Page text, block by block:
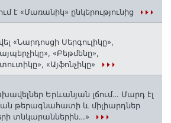
է «Մառանիկ» ընկերությունից
«Նարդոսցի Սերգուլիկը»,
«Բեթմենը»,
«Այֆոնչիկը»
Երևանյան լճում… Մարդ էլ
թերագնահատի և միլիարդներ
տնկարաններին…»